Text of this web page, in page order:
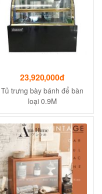
23,920,000đ
Tủ trưng bày bánh để bàn
loại 0.9M